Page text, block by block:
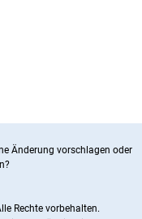
Änderung vorschlagen oder
Rechte vorbehalten.